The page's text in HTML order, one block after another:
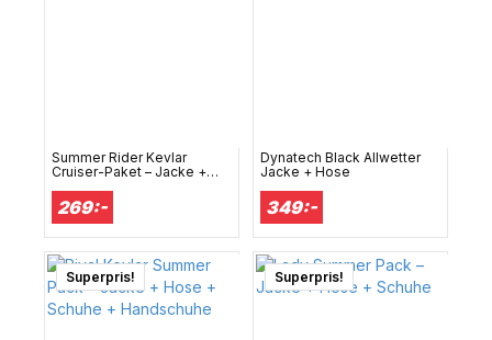
Summer Rider Kevlar
Cruiser-Paket – Jacke +
269:-
Dynatech Black Allwetter
Jacke + Hose
349:-
Superpris! Superpris!